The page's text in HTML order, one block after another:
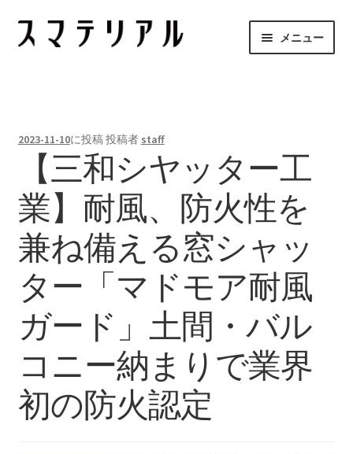
ナ
ビ
ン
キ
ッ
プ
コ
ン
ス
プ
メニュー
項目から探す
お問合せ
2023-11-10に投稿投稿者 staff
【三和シヤッター工
業】耐風、防火性を
兼ね備える窓シャッ
ター「マドモア耐風
ガード」土間・バル
コニー納まりで業界
初の防火認定